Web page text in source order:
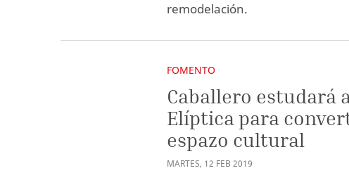
remodelación.
FOMENTO
Caballero estudará
Elíptica para
espazo cultural
MARTES, 12 FEB 2019